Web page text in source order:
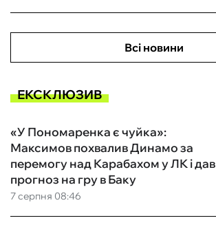
Всі новини
ЕКСКЛЮЗИВ
7 серпня 08:46
«У Пономаренка є чуйка»:
Максимов похвалив Динамо за
перемогу над Карабахом у ЛК і дав
прогноз на гру в Баку